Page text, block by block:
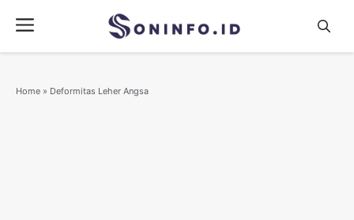
content
Menu
Home » Deformitas Leher Angsa